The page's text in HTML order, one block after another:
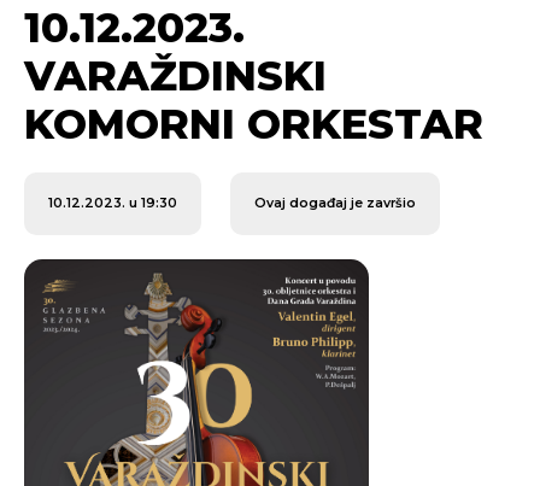
10.12.2023.
VARAŽDINSKI
KOMORNI ORKESTAR
10.12.2023. u 19:30 Ovaj događaj je završio